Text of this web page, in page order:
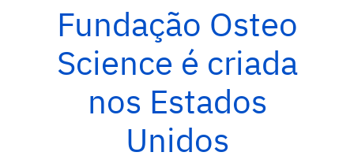
Fundação Osteo
Science é criada
nos Estados
Unidos